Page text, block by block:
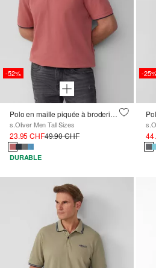
-52%
Polo en maille piquée à broderie et motif Ford®
s.Oliver Men Tall Sizes
23.95 CHF49.90 CHF
DURABLE
-